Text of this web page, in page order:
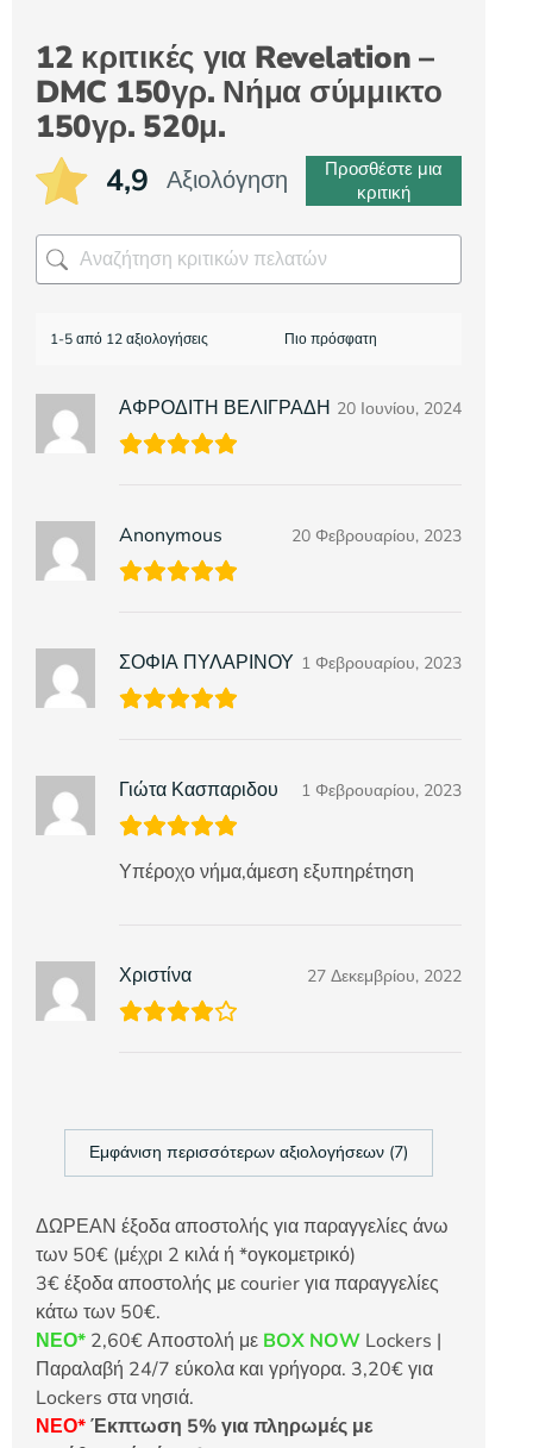
12 κριτικές για Revelation –
DMC 150γρ. Νήμα σύμμικτο
150γρ. 520μ.
4,9 Αξιολόγηση
Προσθέστε μια
κριτική
1-5 από 12 αξιολογήσεις
ΑΦΡΟΔΙΤΗ ΒΕΛΙΓΡΑΔΗ 20 Ιουνίου, 2024
Anonymous 20 Φεβρουαρίου, 2023
ΣΟΦΙΑ ΠΥΛΑΡΙΝΟΥ 1 Φεβρουαρίου, 2023
Γιώτα Κασπαριδου 1 Φεβρουαρίου, 2023
Υπέροχο νήμα,άμεση εξυπηρέτηση
Χριστίνα 27 Δεκεμβρίου, 2022
Εμφάνιση περισσότερων αξιολογήσεων (7)
ΔΩΡΕΑΝ έξοδα αποστολής για παραγγελίες άνω
των 50€ (μέχρι 2 κιλά ή *ογκομετρικό)
3€ έξοδα αποστολής με courier για παραγγελίες
κάτω των 50€.
ΝΕΟ* 2,60€ Αποστολή με BOX NOW Lockers |
Παραλαβή 24/7 εύκολα και γρήγορα. 3,20€ για
Lockers στα νησιά.
ΝΕΟ*Έκπτωση 5% για πληρωμές με